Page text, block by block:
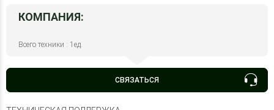
КОМПАНИЯ:
Всего техники : 1ед.
СВЯЗАТЬСЯ